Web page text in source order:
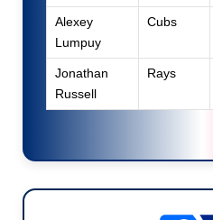
Alexey
Lumpuy
Cubs
Jonathan
Russell
Rays